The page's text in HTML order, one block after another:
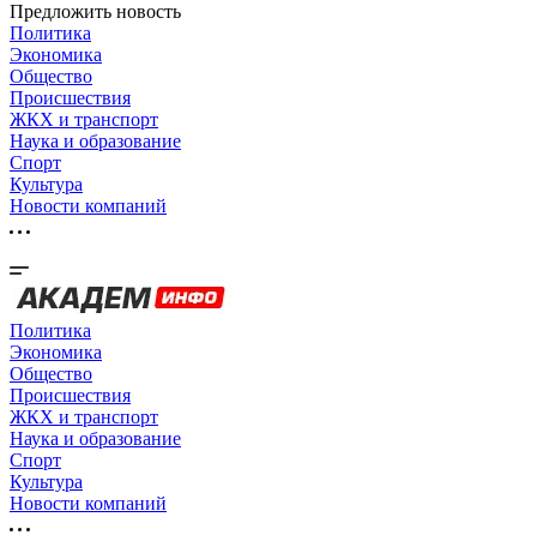
Предложить новость
Политика
Экономика
Общество
Происшествия
ЖКХ и транспорт
Наука и образование
Спорт
Культура
Новости компаний
Политика
Экономика
Общество
Происшествия
ЖКХ и транспорт
Наука и образование
Спорт
Культура
Новости компаний